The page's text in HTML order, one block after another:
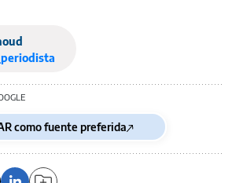
como fuente preferida